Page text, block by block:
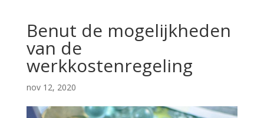
Benut de mogelijkheden
van de
werkkostenregeling
nov 12, 2020